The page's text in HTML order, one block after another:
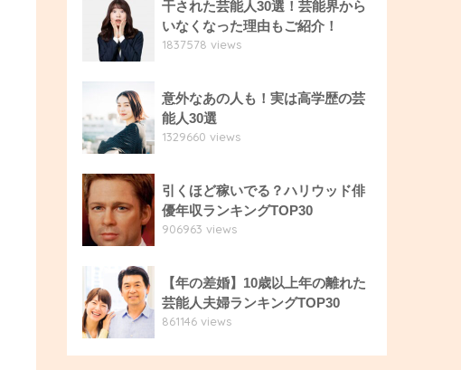
干された芸能人30選！芸能界から
いなくなった理由もご紹介！
1837578 views
意外なあの人も！実は高学歴の芸
能人30選
1329660 views
引くほど稼いでる？ハリウッド俳
優年収ランキングTOP30
906963 views
【年の差婚】10歳以上年の離れた
芸能人夫婦ランキングTOP30
861146 views